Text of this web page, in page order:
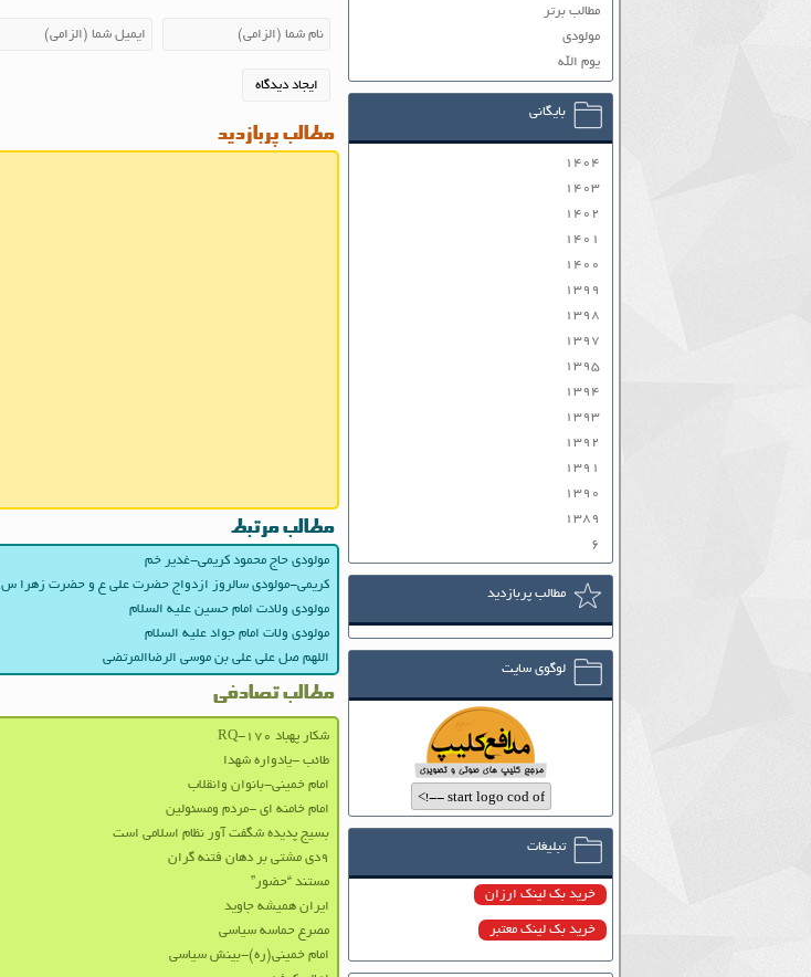
مطالب پربازدید
مطالب مرتبط
مولودی حاج محمود کریمی-غدیر خم
کریمی-مولودی سالروز ازدواج حضرت علی ع و حضرت زهرا س
مولودی ولادت امام حسین علیه السلام
مولودی ولات امام جواد علیه السلام
اللهم صل علی علی بن موسی الرضاالمرتضی
مطالب تصادفی
شکار پهباد RQ-170
طائب -یادواره شهدا
امام خمینی-بانوان وانقلاب
امام خامنه ای -مردم ومسئولین
بسیج پدیده شگفت آور نظام اسلامی است
۹دی مشتی بر دهان فتنه گران
مستند “حضور”
ایران همیشه جاوید
مصرع حماسه سیاسی
امام خمینی(ره)-بینش سیاسی
مطالب برتر
مولودی
یوم الله
بایگانی
۱۴۰۴
۱۴۰۳
۱۴۰۲
۱۴۰۱
۱۴۰۰
۱۳۹۹
۱۳۹۸
۱۳۹۷
۱۳۹۵
۱۳۹۴
۱۳۹۳
۱۳۹۲
۱۳۹۱
۱۳۹۰
۱۳۸۹
۶
مطالب پربازدید
لوگوی سایت
تبلیغات
خرید بک لینک ارزان
خرید بک لینک معتبر